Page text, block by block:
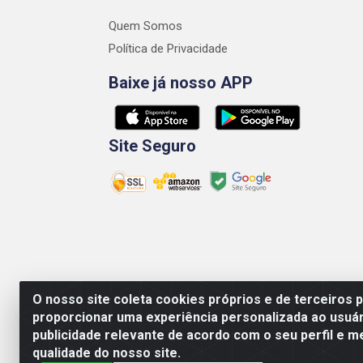
O nosso site coleta cookies próprios e de terceiros
proporcionar uma experiência personalizada ao
publicidade relevante de acordo com o seu perfil e
qualidade do nosso site.
Quem Somos
Política de Privacidade
Baixe já nosso APP
Site Seguro
Medeiros Galvão Soluções LTDA - Avenida